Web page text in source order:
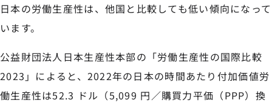
日本の労働生産性は、他国と比較しても低い傾向になって
います。
公益財団法人日本生産性本部の「労働生産性の国際比較
2023」によると、2022年の日本の時間あたり付加価値労
働生産性は52.3 ドル（5,099 円／購買力平価（PPP）換